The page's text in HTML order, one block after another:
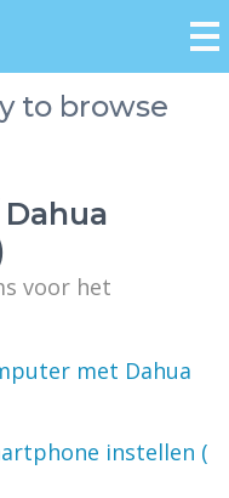
to browse
voor het
met Dahua
instellen (